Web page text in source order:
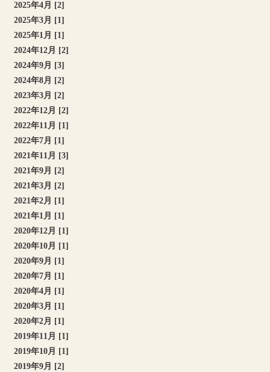
2025年4月 [2]
2025年3月 [1]
2025年1月 [1]
2024年12月 [2]
2024年9月 [3]
2024年8月 [2]
2023年3月 [2]
2022年12月 [2]
2022年11月 [1]
2022年7月 [1]
2021年11月 [3]
2021年9月 [2]
2021年3月 [2]
2021年2月 [1]
2021年1月 [1]
2020年12月 [1]
2020年10月 [1]
2020年9月 [1]
2020年7月 [1]
2020年4月 [1]
2020年3月 [1]
2020年2月 [1]
2019年11月 [1]
2019年10月 [1]
2019年9月 [2]